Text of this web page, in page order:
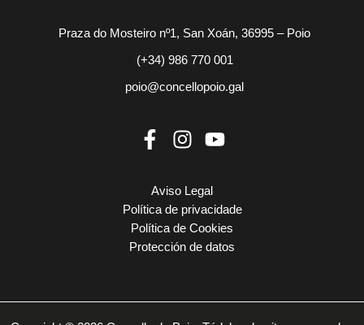
Praza do Mosteiro nº1, San Xoán, 36995 – Poio
(+34) 986 770 001
poio@concellopoio.gal
Aviso Legal
Política de privacidade
Política de Cookies
Protección de datos